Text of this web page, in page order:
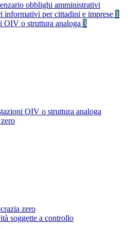
obblighi amministrativi
informativi per cittadini e imprese 1
OIV o struttura analoga 3
OIV o struttura analoga
zero
soggette a controllo